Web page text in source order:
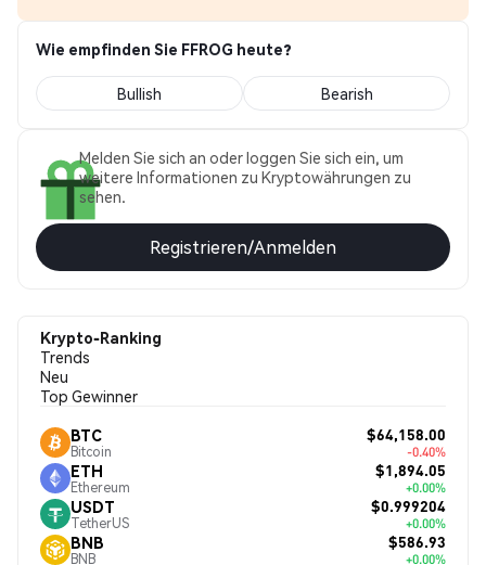
Wie empfinden Sie FFROG heute?
Bullish Bearish
Melden Sie sich an oder loggen Sie sich ein, um
weitere Informationen zu Kryptowährungen zu
sehen.
Registrieren/Anmelden
Krypto-Ranking
Trends
Neu
Top Gewinner
BTC
Bitcoin
$64,158.00
-0.40%
ETH
Ethereum
$1,894.05
+0.00%
USDT
TetherUS
$0.999204
+0.00%
BNB
BNB
$586.93
+0.00%